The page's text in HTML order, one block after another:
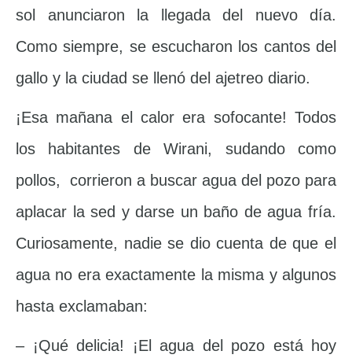
sol anunciaron la llegada del nuevo día.
Como siempre, se escucharon los cantos del
gallo y la ciudad se llenó del ajetreo diario.
¡Esa mañana el calor era sofocante! Todos
los habitantes de Wirani, sudando como
pollos, corrieron a buscar agua del pozo para
aplacar la sed y darse un baño de agua fría.
Curiosamente, nadie se dio cuenta de que el
agua no era exactamente la misma y algunos
hasta exclamaban:
– ¡Qué delicia! ¡El agua del pozo está hoy